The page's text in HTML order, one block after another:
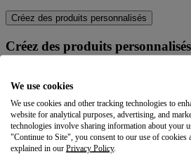
Créez des produits personnalisés
Créez des produits personnalisés
Qualité
Créateur de design
Techniques de personnalisation
Explorez
We use cookies
We use cookies and other tracking technologies to
website for analytical purposes, advertising, and
technologies involve sharing information about your
"Continue to Site", you consent to our use of cookies
explained in our Privacy Policy.